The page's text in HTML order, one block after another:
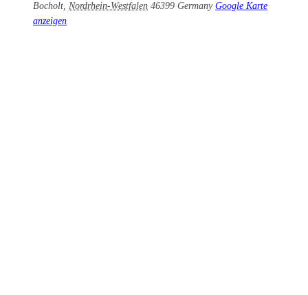
Bocholt, Nordrhein-Westfalen 46399 Germany Google Karte
anzeigen